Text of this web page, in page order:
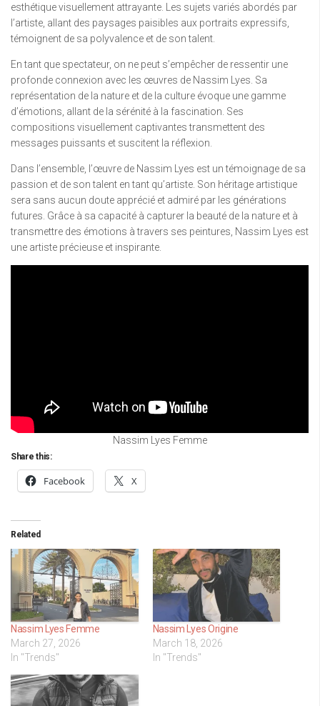
esthétique visuellement attrayante. Les sujets variés abordés par
l’artiste, allant des paysages paisibles aux portraits expressifs,
témoignent de sa polyvalence et de son talent.
En tant que spectateur, on ne peut s’empêcher de ressentir une
profonde connexion avec les œuvres de Nassim Lyes. Sa
représentation de la nature et de la culture évoque une gamme
d’émotions, allant de la sérénité à la fascination. Ses
compositions visuellement captivantes transmettent des
messages puissants et suscitent la réflexion.
Dans l’ensemble, l’œuvre de Nassim Lyes est un témoignage de sa
passion et de son talent en tant qu’artiste. Son héritage artistique
sera sans aucun doute apprécié et admiré par les générations
futures. Grâce à sa capacité à capturer la beauté de la nature et à
transmettre des émotions à travers ses peintures, Nassim Lyes est
une artiste précieuse et inspirante.
Nassim Lyes Femme
Share this:
Facebook X
Related
Nassim Lyes Femme
March 27, 2026
In "Trends"
Nassim Lyes Origine
March 18, 2026
In "Trends"